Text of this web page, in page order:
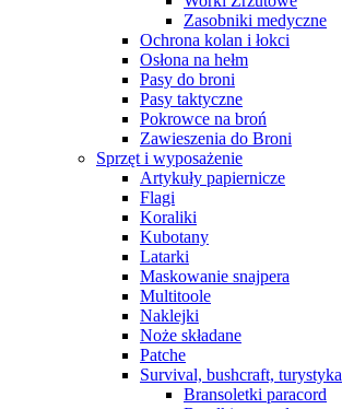
Zasobniki medyczne
Ochrona kolan i łokci
Osłona na hełm
Pasy do broni
Pasy taktyczne
Pokrowce na broń
Zawieszenia do Broni
Sprzęt i wyposażenie
Artykuły papiernicze
Flagi
Koraliki
Kubotany
Latarki
Maskowanie snajpera
Multitoole
Naklejki
Noże składane
Patche
Survival, bushcraft, turystyka
Bransoletki paracord